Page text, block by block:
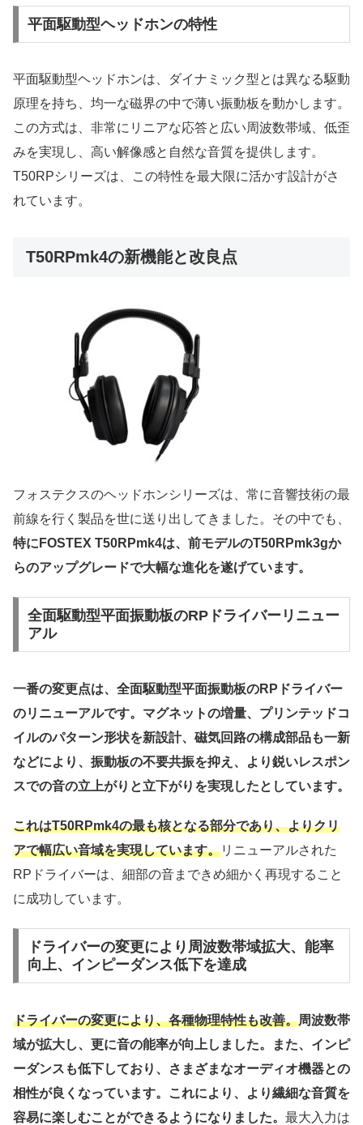
平面駆動型ヘッドホンの特性
平面駆動型ヘッドホンは、ダイナミック型とは異なる駆動
原理を持ち、均一な磁界の中で薄い振動板を動かします。
この方式は、非常にリニアな応答と広い周波数帯域、低歪
みを実現し、高い解像感と自然な音質を提供します。
T50RPシリーズは、この特性を最大限に活かす設計がさ
れています。
T50RPmk4の新機能と改良点
フォステクスのヘッドホンシリーズは、常に音響技術の最
前線を行く製品を世に送り出してきました。その中でも、
特にFOSTEX T50RPmk4は、前モデルのT50RPmk3gか
らのアップグレードで大幅な進化を遂げています。
全面駆動型平面振動板のRPドライバーリニュー
アル
一番の変更点は、全面駆動型平面振動板のRPドライバー
のリニューアルです。 マグネットの増量、プリンテッドコ
イルのパターン形状を新設計、磁気回路の構成部品も一新
などにより、振動板の不要共振を抑え、より鋭いレスポン
スでの音の立上がりと立下がりを実現したとしています。
これはT50RPmk4の最も核となる部分であり、よりクリ
アで幅広い音域を実現しています。リニューアルされた
RPドライバーは、細部の音まできめ細かく再現すること
に成功しています。
ドライバーの変更により周波数帯域拡大、能率
向上、インピーダンス低下を達成
ドライバーの変更により、各種物理特性も改善。周波数帯
域が拡大し、更に音の能率が向上しました。また、インピ
ーダンスも低下しており、さまざまなオーディオ機器との
相性が良くなっています。これにより、より繊細な音質を
容易に楽しむことができるようになりました。 最大入力は